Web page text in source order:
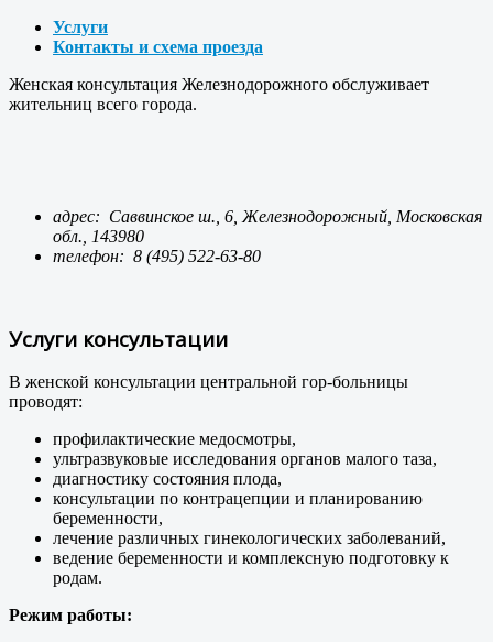
Услуги
Контакты и схема проезда
Женская консультация Железнодорожного обслуживает
жительниц всего города.
адрес: Саввинское ш., 6, Железнодорожный, Московская
обл., 143980
телефон: 8 (495) 522-63-80
Услуги консультации
В женской консультации центральной гор-больницы
проводят:
профилактические медосмотры,
ультразвуковые исследования органов малого таза,
диагностику состояния плода,
консультации по контрацепции и планированию
беременности,
лечение различных гинекологических заболеваний,
ведение беременности и комплексную подготовку к
родам.
Режим работы: